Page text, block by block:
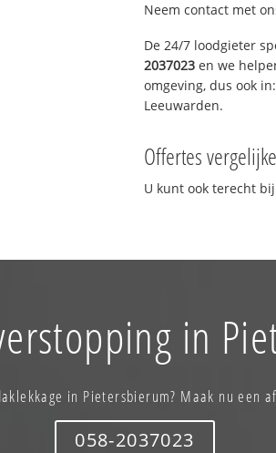
Neem contact met
De 24/7 loodgieter
2037023 en we
omgeving, dus ook
Leeuwarden.
Offertes
U kunt ook terecht
in
in Pietersbierum? Maak nu een
058-2037023